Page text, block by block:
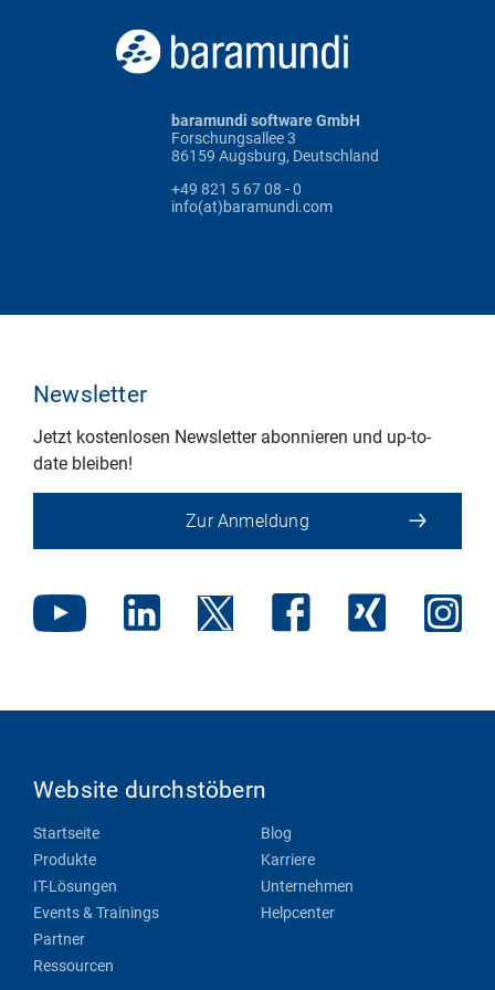
baramundi software GmbH
Forschungsallee 3
86159 Augsburg, Deutschland
+49 821 5 67 08 - 0
info(at)baramundi.com
Newsletter
Jetzt kostenlosen Newsletter abonnieren und up-to-
date bleiben!
Zur Anmeldung
Website durchstöbern
Startseite
Produkte
IT-Lösungen
Events & Trainings
Partner
Ressourcen
Blog
Karriere
Unternehmen
Helpcenter